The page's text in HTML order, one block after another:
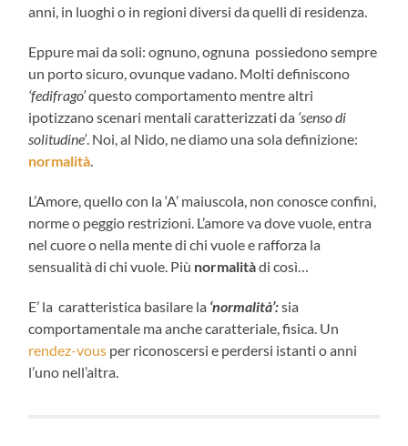
anni, in luoghi o in regioni diversi da quelli di residenza.
Eppure mai da soli: ognuno, ognuna possiedono sempre
un porto sicuro, ovunque vadano. Molti definiscono
‘fedifrago’questo comportamento mentre altri
ipotizzano scenari mentali caratterizzati da ‘senso di
solitudine’. Noi, al Nido, ne diamo una sola definizione:
normalità.
L’Amore, quello con la ‘A’ maiuscola, non conosce confini,
norme o peggio restrizioni. L’amore va dove vuole, entra
nel cuore o nella mente di chi vuole e rafforza la
sensualità di chi vuole. Più normalitàdi così…
E’ la caratteristica basilare la ‘normalità’:sia
comportamentale ma anche caratteriale, fisica. Un
rendez-vous per riconoscersi e perdersi istanti o anni
l’uno nell’altra.